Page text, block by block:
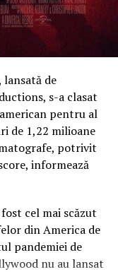
lansată de
s-a clasat
pentru al
de 1,22 milioane
potrivit
informează
cel mai scăzut
din America de
pandemiei de
nu au lansat